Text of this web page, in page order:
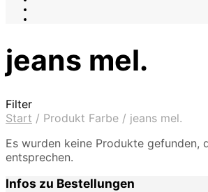
jeans mel.
Filter
Start / Produkt Farbe / jeans mel.
Es wurden keine Produkte gefunden,
entsprechen.
Infos zu Bestellungen